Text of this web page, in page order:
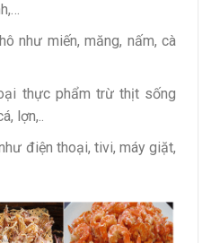
như miến, măng, nấm, cà
thực phẩm trừ thịt sống
lợn,..
điện thoại, tivi, máy giặt,